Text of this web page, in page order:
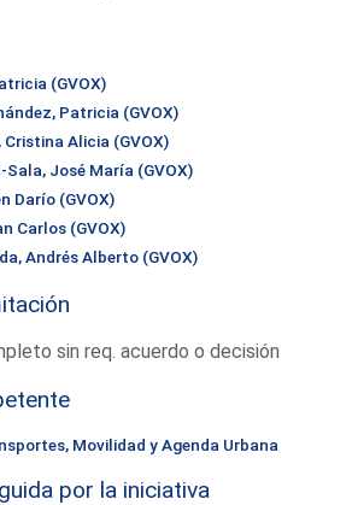
(GVOX)
Patricia (GVOX)
Alicia (GVOX)
Sala, José María (GVOX)
Darío (GVOX)
Carlos (GVOX)
Andrés Alberto (GVOX)
sin req. acuerdo o decisión
Movilidad y Agenda Urbana
por la iniciativa